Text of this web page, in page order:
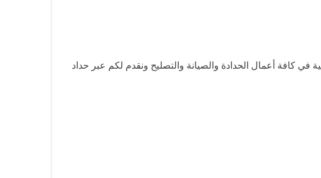
كافة أعمال الحدادة والصيانة والتصليح ونقدم لكم عبر حداد